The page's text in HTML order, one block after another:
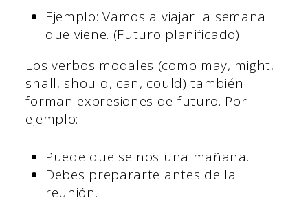
Ejemplo: Vamos a viajar la semana
que viene. (Futuro planificado)
Los verbos modales (como may, might,
shall, should, can, could) también
forman expresiones de futuro. Por
ejemplo:
Puede que se nos una mañana.
Debes prepararte antes de la
reunión.